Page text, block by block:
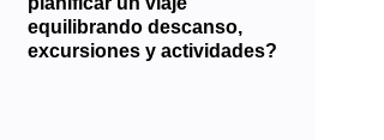
equilibrando descanso,
excursiones y actividades?